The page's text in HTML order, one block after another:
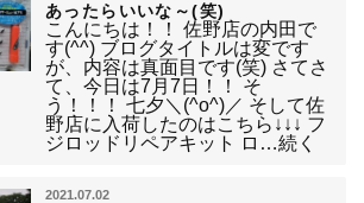
あったらいいな～(笑)
こんにちは！！ 佐野店の内田で
す(^^) ブログタイトルは変です
が、内容は真面目です(笑) さてさ
て、今日は7月7日！！ そ
う！！！ 七夕＼(^o^)／ そして佐
野店に入荷したのはこちら↓↓↓ フ
ジロッドリペアキット ロ…続く
2021.07.02